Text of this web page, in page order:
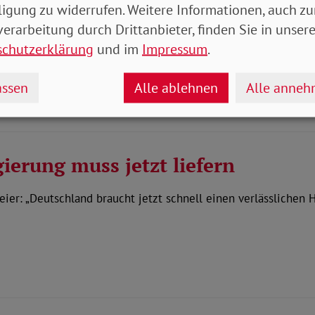
Bargeld als Zahlungsmittel
„Bargeld muss als unverzichtbares Mittel der sozialen
muss jetzt liefern
„Deutschland braucht jetzt schnell einen verlässlichen
zu widerrufen. Weitere Informationen, auch
durch Drittanbieter, finden Sie in
und im Impressum.
Alle ablehnen Alle